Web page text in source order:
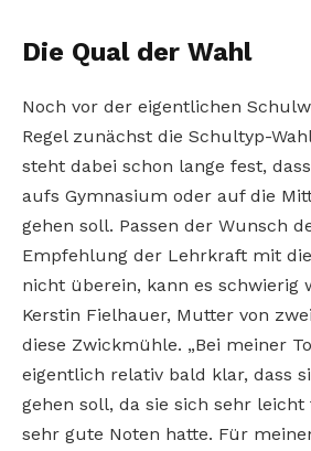
Die Qual der Wahl
Noch vor der eigentlichen
Regel zunächst die Schultyp-
steht dabei schon lange fest,
aufs Gymnasium oder auf die
gehen soll. Passen der Wunsch
Empfehlung der Lehrkraft mit
nicht überein, kann es schwierig
Kerstin Fielhauer, Mutter von
diese Zwickmühle. „Bei meiner
eigentlich relativ bald klar, dass
gehen soll, da sie sich sehr
sehr gute Noten hatte. Für